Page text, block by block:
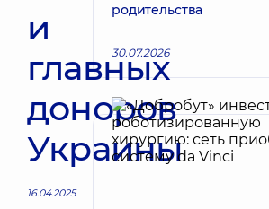
и
главных
доноров
Украины
16.04.2025
родительства
30.07.2026